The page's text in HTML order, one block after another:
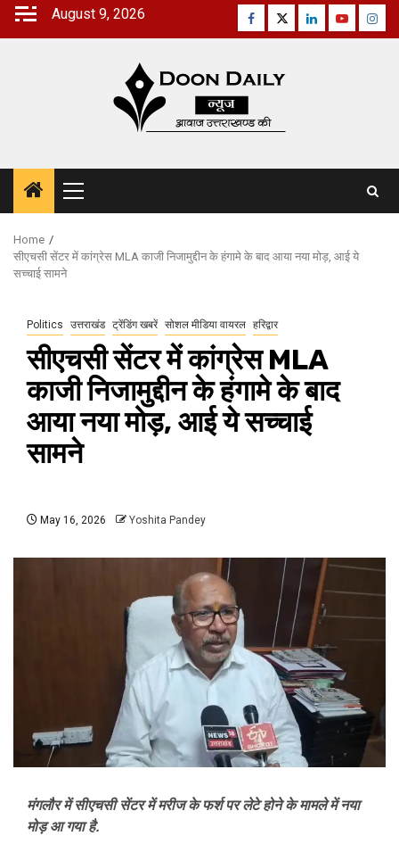
Skip
August 9, 2026 Facebook
TwitterLinkedinYoutube
Primary
Menu
Home
सीएचसी सेंटर में कांग्रेस MLA काजी निजामुद्दीन के हंगामे के बाद आया नया मोड़, आई ये
सच्चाई सामने
Politics उत्तराखंड ट्रेंडिंग खबरें सोशल मीडिया वायरल हरिद्वार
सीएचसी सेंटर में कांग्रेस MLA
काजी निजामुद्दीन के हंगामे के बाद
आया नया मोड़, आई ये सच्चाई
सामने
May 16, 2026 Yoshita Pandey
मंगलौर में सीएचसी सेंटर में मरीज के फर्श पर लेटे होने के मामले में नया
मोड़ आ गया है.